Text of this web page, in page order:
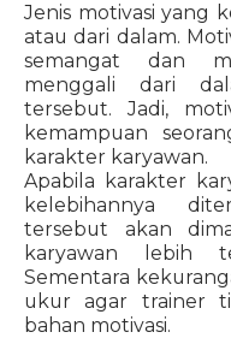
Jenis motivasi yang
atau dari dalam.
semangat dan
menggali dari
tersebut. Jadi,
kemampuan
karakter karyawan.
Apabila karakter
kelebihannya
tersebut akan
karyawan lebih
Sementara
ukur agar trainer
bahan motivasi.